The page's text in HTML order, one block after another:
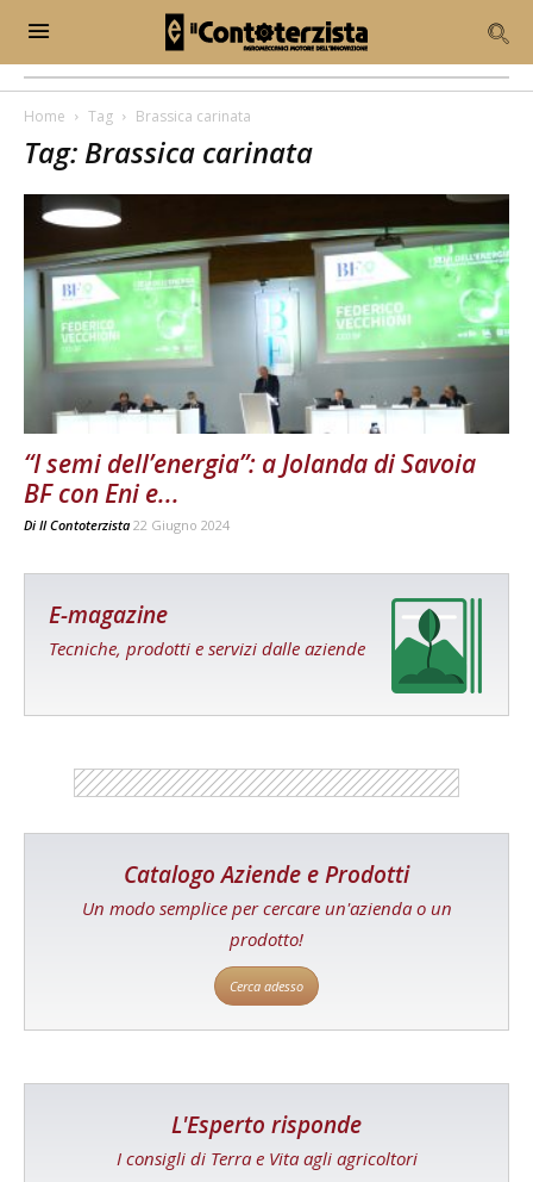
Home Tag Brassica carinata
Tag: Brassica carinata
“I semi dell’energia”: a Jolanda di Savoia
BF con Eni e...
Di Il Contoterzista 22 Giugno 2024
E-magazine
Tecniche, prodotti e servizi dalle aziende
Catalogo Aziende e Prodotti
Un modo semplice per cercare un'azienda o un
prodotto!
Cerca adesso
L'Esperto risponde
I consigli di Terra e Vita agli agricoltori